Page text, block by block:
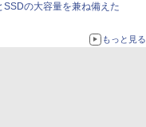
SSDの大容量を兼ね備えた
もっと見る